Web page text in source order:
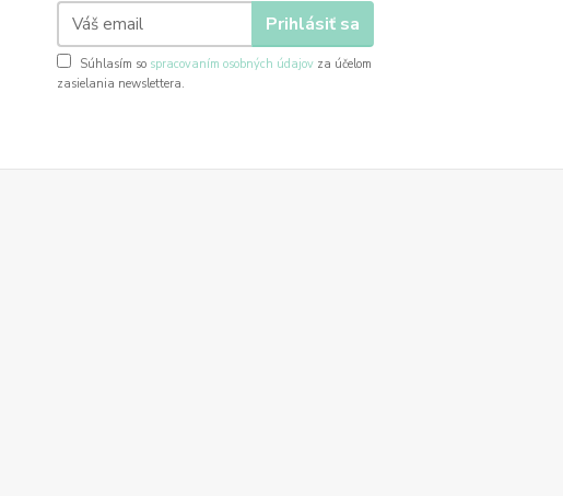
Prihlásiť sa
Súhlasím so spracovaním osobných údajov za účelom
zasielania newslettera.